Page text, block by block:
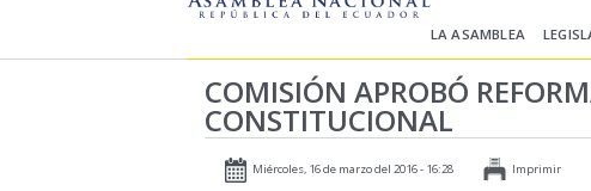
LA ASAMBLEA
COMISIÓN APROBÓ
CONSTITUCIONAL
Miércoles, 16 de marzo del 2016 - 16:28 Imprimir